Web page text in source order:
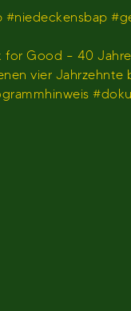
for Good – 40
vier